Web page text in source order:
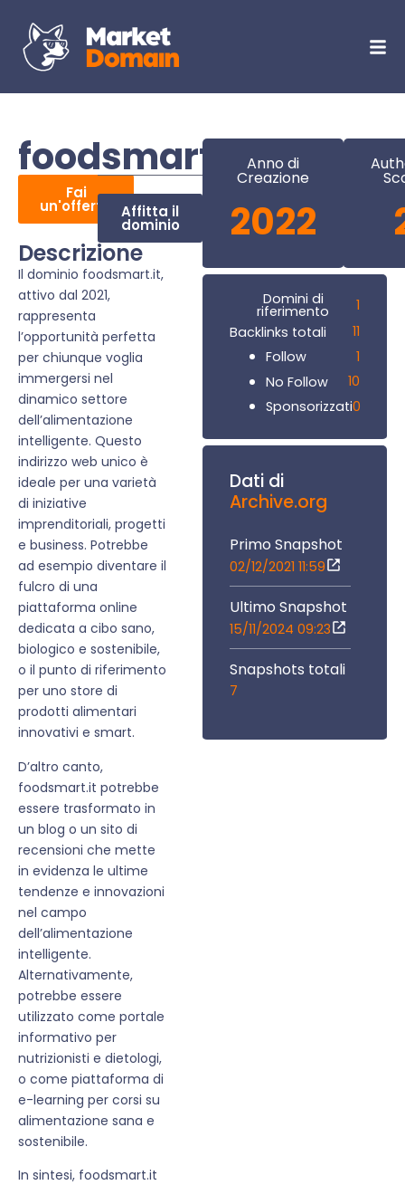
foodsmart.it
Fai
un'offerta Affitta il
dominio
Descrizione
Il dominio foodsmart.it,
attivo dal 2021,
rappresenta
l’opportunità perfetta
per chiunque voglia
immergersi nel
dinamico settore
dell’alimentazione
intelligente. Questo
indirizzo web unico è
ideale per una varietà
di iniziative
imprenditoriali, progetti
e business. Potrebbe
ad esempio diventare il
fulcro di una
piattaforma online
dedicata a cibo sano,
biologico e sostenibile,
o il punto di riferimento
per uno store di
prodotti alimentari
innovativi e smart.
D’altro canto,
foodsmart.it potrebbe
essere trasformato in
un blog o un sito di
recensioni che mette
in evidenza le ultime
tendenze e innovazioni
nel campo
dell’alimentazione
intelligente.
Alternativamente,
potrebbe essere
utilizzato come portale
informativo per
nutrizionisti e dietologi,
o come piattaforma di
e-learning per corsi su
alimentazione sana e
sostenibile.
In sintesi, foodsmart.it
Anno di
Creazione
2022
Domini di
riferimento
1
Backlinks totali
11
Follow
1
No Follow
10
Sponsorizzati0
Dati di
Archive.org
Primo Snapshot
02/12/2021 11:59
Ultimo Snapshot
15/11/2024 09:23
Snapshots totali
7